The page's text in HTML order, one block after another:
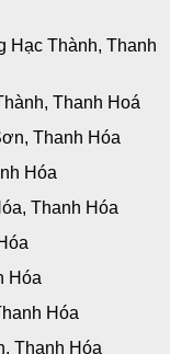
Hạc Thành, Thanh
Thanh Hoá
Thanh Hóa
Hóa
Thanh Hóa
Hóa
Hóa
Thanh Hóa